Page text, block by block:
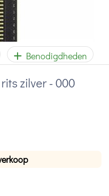
Benodigdheden
zilver - 000